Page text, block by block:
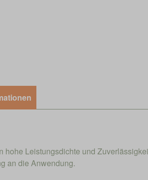
Leistungsdichte und
an die Anwendung.